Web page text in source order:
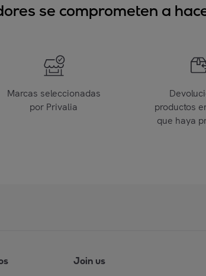
se comprometen a
Marcas seleccionadas
por Privalia
productos
que haya
Join us